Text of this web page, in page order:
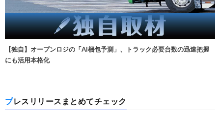
【独自】オープンロジの「AI梱包予測」、トラック必要台数の迅速把握
にも活用本格化
プレスリリースまとめてチェック